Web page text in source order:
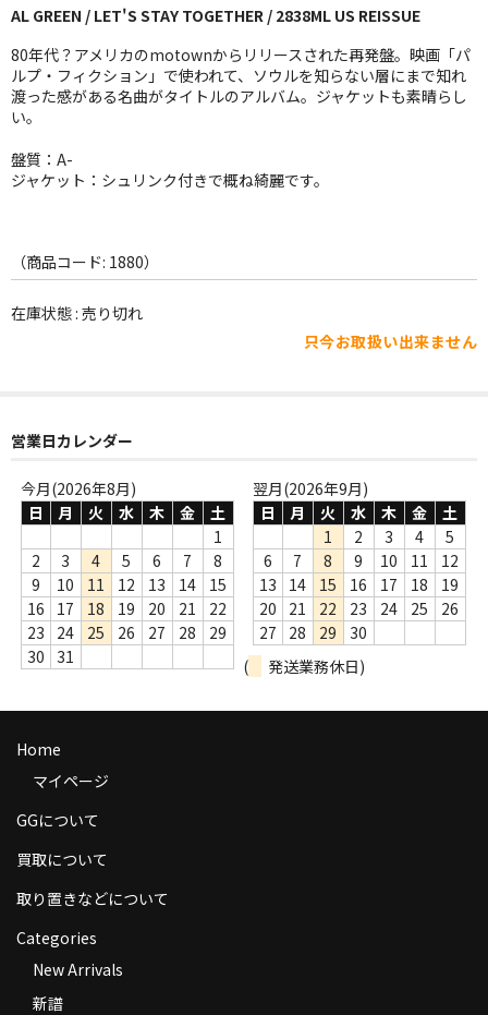
JAZZ-EU
JAZZ-JP
J-POP
FOLK,SSW
レア盤（1万円以上）
Webのみ no.1
Webのみ no.2
Webのみ no.3
Webのみ no.4
売り切れ
Help
送料
お支払い方法
返品
コンディション
AL GREEN / LET'S STAY TOGETHER / 2838ML US REISSUE
80年代？アメリカのmotownからリリースされた再発盤。映画「パ
ルプ・フィクション」で使われて、ソウルを知らない層にまで知れ
渡った感がある名曲がタイトルのアルバム。ジャケットも素晴らし
い。
盤質：A-
ジャケット：シュリンク付きで概ね綺麗です。
（商品コード: 1880）
在庫状態 : 売り切れ
只今お取扱い出来ません
営業日カレンダー
今月(2026年8月)
日
月 火 水 木 金
土
1
2
3 4 5 6 7
8
9
10 11 12 13 14
15
16
17 18 19 20 21
22
23
24 25 26 27 28
29
30
31
翌月(2026年9月)
日
月 火 水 木 金
土
1
2 3 4
5
6
7 8 9 10 11
12
13
14 15 16 17 18
19
20
21 22 23 24 25
26
27
28 29
30
(
発送業務休日)
Home
マイページ
GGについて
買取について
取り置きなどについて
Categories
New Arrivals
新譜